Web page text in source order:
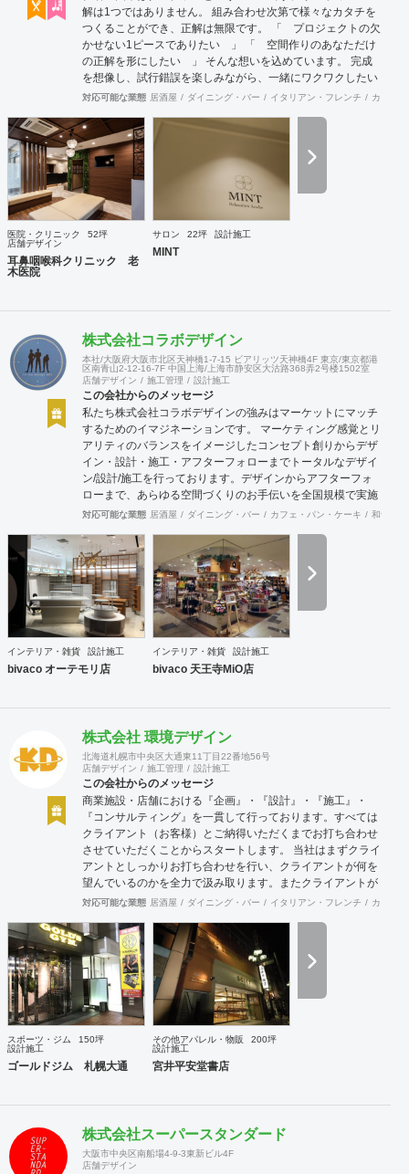
解は1つではありません。 組み合わせ次第で様々なカタチを
つくることができ、正解は無限です。 「 プロジェクトの欠
かせない1ピースでありたい 」 「 空間作りのあなただけ
の正解を形にしたい 」 そんな想いを込めています。 完成
を想像し、試行錯誤を楽しみながら、 ​一緒にワクワクしたい
と思っています。
対応可能な業態 居酒屋 ダイニング・バー イタリアン・フレンチ カフェ
医院・クリニック
52坪
店舗デザイン
耳鼻咽喉科クリニック 老
木医院
サロン 22坪 設計施工
MINT
株式会社コラボデザイン
本社/大阪府大阪市北区天神橋1-7-15 ビアリッツ天神橋4F 東京/東京都港
区南青山2-12-16-7F 中国上海/上海市静安区大沽路368弄2号楼1502室
店舗デザイン
施工管理 設計施工
この会社からのメッセージ
私たち株式会社コラボデザインの強みはマーケットにマッチ
するためのイマジネーションです。 マーケティング感覚とリ
アリティのバランスをイメージしたコンセプト創りからデザ
イン・設計・施工・アフターフォローまでトータルなデザイ
ン/設計/施工を行っております。デザインからアフターフォ
ローまで、あらゆる空間づくりのお手伝いを全国規模で実施
できます。上海にもオフィスがございますので、中国での実
対応可能な業態 居酒屋 ダイニング・バー カフェ・パン・ケーキ 和食・
インテリア・雑貨 設計施工
bivaco オーテモリ店
インテリア・雑貨 設計施工
bivaco 天王寺MiO店
株式会社 環境デザイン
北海道札幌市中央区大通東11丁目22番地56号
店舗デザイン
施工管理 設計施工
この会社からのメッセージ
商業施設・店舗における『企画』・『設計』・『施工』・
『コンサルティング』を一貫して行っております。すべては
クライアント（お客様）とご納得いただくまでお打ち合わせ
させていただくことからスタートします。 当社はまずクライ
アントとしっかりお打ち合わせを行い、クライアントが何を
望んでいるのかを全力で汲み取ります。またクライアントが
思い描いていることをどのように表現していいのかお困りの
培ってきた当社ならではのノウハウでご提案いたします。
対応可能な業態 居酒屋 ダイニング・バー イタリアン・フレンチ カフェ
スポーツ・ジム
150坪
設計施工
ゴールドジム 札幌大通
その他アパレル・物販
200坪
設計施工
宮井平安堂書店
株式会社スーパースタンダード
大阪市中央区南船場4-9-3東新ビル4F
店舗デザイン